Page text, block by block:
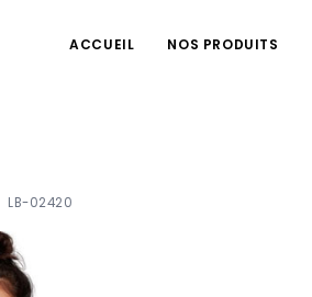
ACCUEIL NOS PRODUITS
LB-02420